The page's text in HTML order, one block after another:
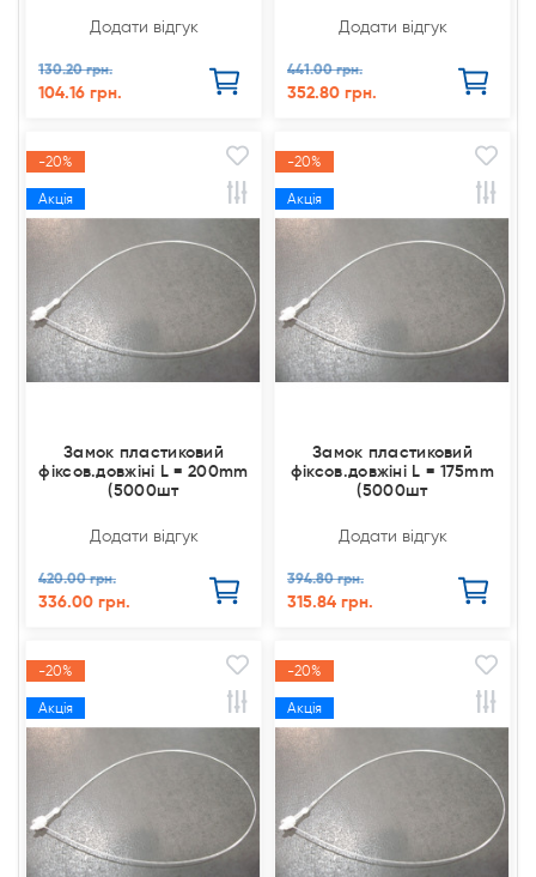
Додати відгук
130.20 грн.
104.16 грн.
Додати відгук
441.00 грн.
352.80 грн.
-20%
Акція
Замок пластиковий
фіксов.довжіні L = 200mm
(5000шт
Додати відгук
420.00 грн.
336.00 грн.
-20%
Акція
Замок пластиковий
фіксов.довжіні L = 175mm
(5000шт
Додати відгук
394.80 грн.
315.84 грн.
-20%
Акція
-20%
Акція